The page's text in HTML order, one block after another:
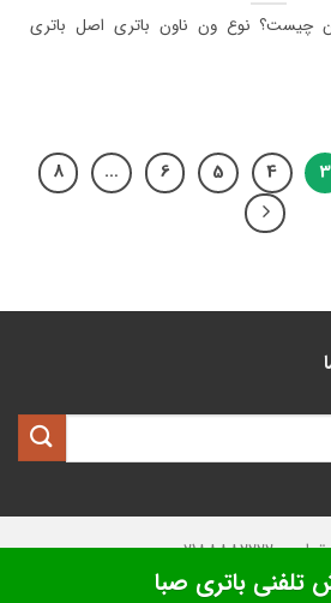
چیست؟ نوع ون ناون باتری اصل باتری
3
4
5
6
…
8
02188882222
متعلق بهکیان باتری
تلفنی باتری صبا